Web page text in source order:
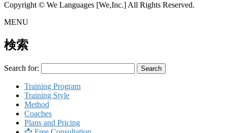
Copyright © We Languages [We,Inc.] All Rights Reserved.
MENU
検索
Search for:
Training Program
Training Style
Method
Coaches
Plans and Pricing